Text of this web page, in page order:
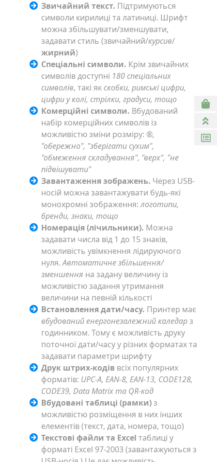
Звичайний текст. Підтримуються
символи кирилиці та латиниці. Шрифт
можна збільшувати/зменшувати,
задавати стиль (звичайний/курсив/
жирний)
Спеціальні символи. Крім звичайних
символів доступні 180 спеціальних
символів, такі як скобки, римські цифри,
цифри у колі, стрілки, градуси, тощо
Комерційні символи. Вбудований
набір комерційних символів із
можливістю зміни розміру: ®,
"обережно", "зберігати сухим",
"обмеження складування", "верх", "не
підвішувати"
Завантаження зображень. Через USB-
носій можна завантажувати будь-які
монохромні зображення:логотипи,
бренди, знаки, тощо
Номерація (лічильники). Можна
задавати числа від 1 до 15 знаків,
можливість увімкнення лідируючого
нуля.Автоматичне збільшення/
зменшення на задану величину із
можливістю задання утримання
величини на певній кількості
Встановлення дати/часу. Принтер має
вбудований енергонезалежний каледарз
годинником. Тому є можливість друку
поточної дати/часу у різних форматах та
задавати параметри шрифту
Друк штрих-кодів всіх популярних
форматів: UPC-A, EAN-8, EAN-13, CODE128,
CODE39, Data Matrix та QR-код
Вбудовані таблиці (рамки)з
можливістю розміщення в них інших
елементів (текст, дата, номера, тощо)
Текстові файли та Excel таблиці у
форматі Excel 97-2003 (завантажуються з